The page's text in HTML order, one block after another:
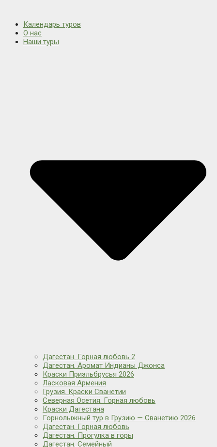
Календарь туров
О нас
Наши туры
Дагестан. Горная любовь 2
Дагестан. Аромат Индианы Джонса
Краски Приэльбрусья 2026
Ласковая Армения
Грузия. Краски Сванетии
Северная Осетия. Горная любовь
Краски Дагестана
Горнолыжный тур в Грузию — Сванетию 2026
Дагестан. Горная любовь
Дагестан. Прогулка в горы
Дагестан. Семейный